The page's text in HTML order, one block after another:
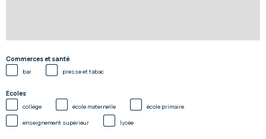
Commerces et santé
bar presse et tabac
Ecoles
collège école maternelle école primaire
enseignement supérieur lycée